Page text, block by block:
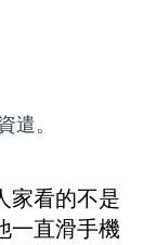
。
家看的不是
一直滑手機